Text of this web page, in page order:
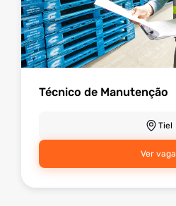
Técnico de Manutenção
Tiel
Ver vaga